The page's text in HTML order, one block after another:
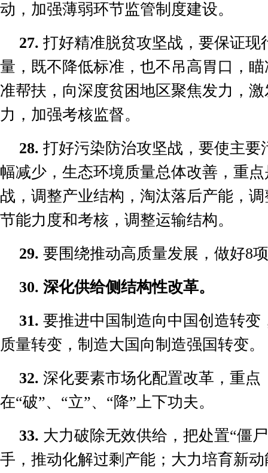
动，加强薄弱环节监管制度建设。
27. 打好精准脱贫攻坚战，要保证现
量，既不降低标准，也不吊高胃口，
准帮扶，向深度贫困地区聚焦发力，
力，加强考核监督。
28. 打好污染防治攻坚战，要使主要
幅减少，生态环境质量总体改善，重
战，调整产业结构，淘汰落后产能，
节能力度和考核，调整运输结构。
29. 要围绕推动高质量发展，做好8
30. 深化供给侧结构性改革。
31. 要推进中国制造向中国创造转变
质量转变，制造大国向制造强国转变。
32. 深化要素市场化配置改革，重点
在“破”、 “立”、 “降”上下功夫。
33. 大力破除无效供给，把处置“僵
手，推动化解过剩产能；大力培育新